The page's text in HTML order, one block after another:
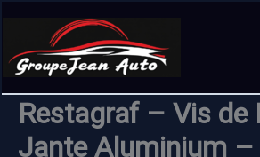
contenu
Restagraf – Vis de
Jante Aluminium –